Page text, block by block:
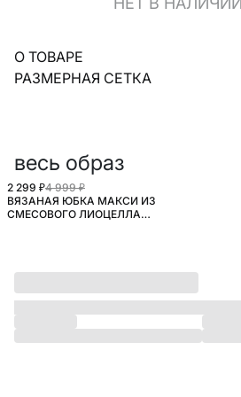
О ТОВАРЕ
РАЗМЕРНАЯ СЕТКА
весь образ
SELA.PREMIUM
2 299 ₽4 999 ₽
ВЯЗАНАЯ ЮБКА МАКСИ ИЗ
СМЕСОВОГО ЛИОЦЕЛЛА